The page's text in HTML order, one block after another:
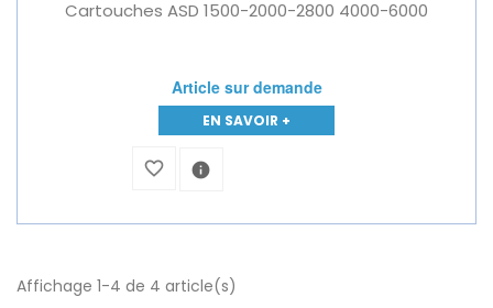
Cartouches ASD 1500-2000-2800 4000-6000
Article sur demande
EN SAVOIR +
info
favorite_border
Affichage 1-4 de 4 article(s)